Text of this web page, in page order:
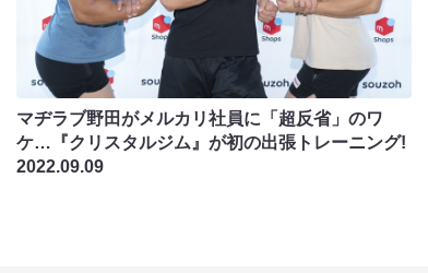
マヂラブ野田がメルカリ社員に「超反省」のワ
ケ…『クリスタルジム』が初の出張トレーニング!
2022.09.09